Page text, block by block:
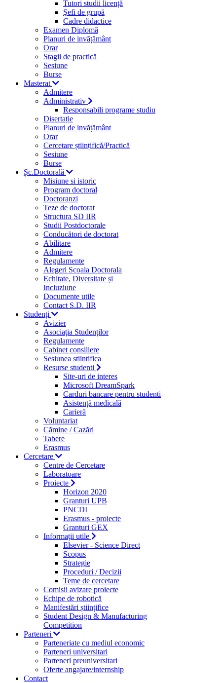
Tutori studii licență
Şefi de grupă
Cadre didactice
Examen Diplomă
Planuri de invățământ
Orar
Stagii de practică
Sesiune
Burse
Masterat
Admitere
Administrativ
Responsabili programe studiu
Disertație
Planuri de invățământ
Orar
Cercetare științifică/Practică
Sesiune
Burse
Șc.Doctorală
Misiune si istoric
Program doctoral
Doctoranzi
Teze de doctorat
Structura SD IIR
Studii Postdoctorale
Conducători de doctorat
Abilitare
Admitere
Regulamente
Alegeri Scoala Doctorala
Echitate, Diversitate și
Incluziune
Documente utile
Contact S.D. IIR
Studenți
Avizier
Asociația Studenților
Regulamente
Cabinet consiliere
Sesiunea stiintifica
Resurse studenti
Site-uri de interes
Microsoft DreamSpark
Carduri bancare pentru studenti
Asistență medicală
Carieră
Voluntariat
Cămine / Cazări
Tabere
Erasmus
Cercetare
Centre de Cercetare
Laboratoare
Proiecte
Horizon 2020
Granturi UPB
PNCDI
Erasmus - proiecte
Granturi GEX
Informații utile
Elsevier - Science Direct
Scopus
Strategie
Proceduri / Decizii
Teme de cercetare
Comisii avizare proiecte
Echipe de robotică
Manifestări științifice
Student Design & Manufacturing
Competition
Parteneri
Parteneriate cu mediul economic
Parteneri universitari
Parteneri preuniversitari
Oferte angajare/internship
Contact